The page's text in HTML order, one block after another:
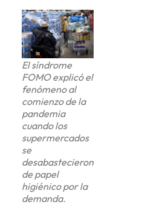
El síndrome
FOMO explicó el
fenómeno al
comienzo de la
pandemia
cuando los
supermercados
se
desabastecieron
de papel
higiénico por la
demanda.